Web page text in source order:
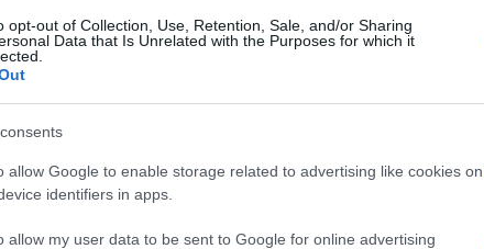
opt-out of Collection, Use, Retention, Sale, and/or Sharing
Data that Is Unrelated with the Purposes for which it
allow Google to enable storage related to advertising like cookies on
identifiers in apps.
allow my user data to be sent to Google for online advertising
του θύματος είχε δεχθεί απειλές και
την ανησυχία για τυχόν επεισόδια.
του κατηγορούμενου
υπό κράτηση και έχει λάβει
, αντιμετωπίζοντας
ήρεμη ψυχική κατάσταση